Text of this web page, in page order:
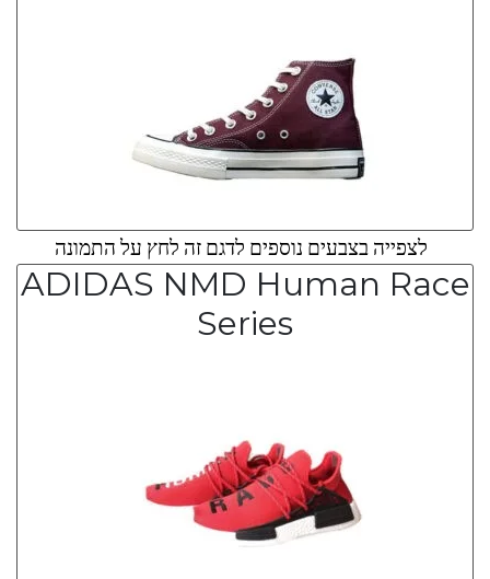
לצפייה בצבעים נוספים לדגם זה לחץ על התמונה
ADIDAS NMD Human Race
Series